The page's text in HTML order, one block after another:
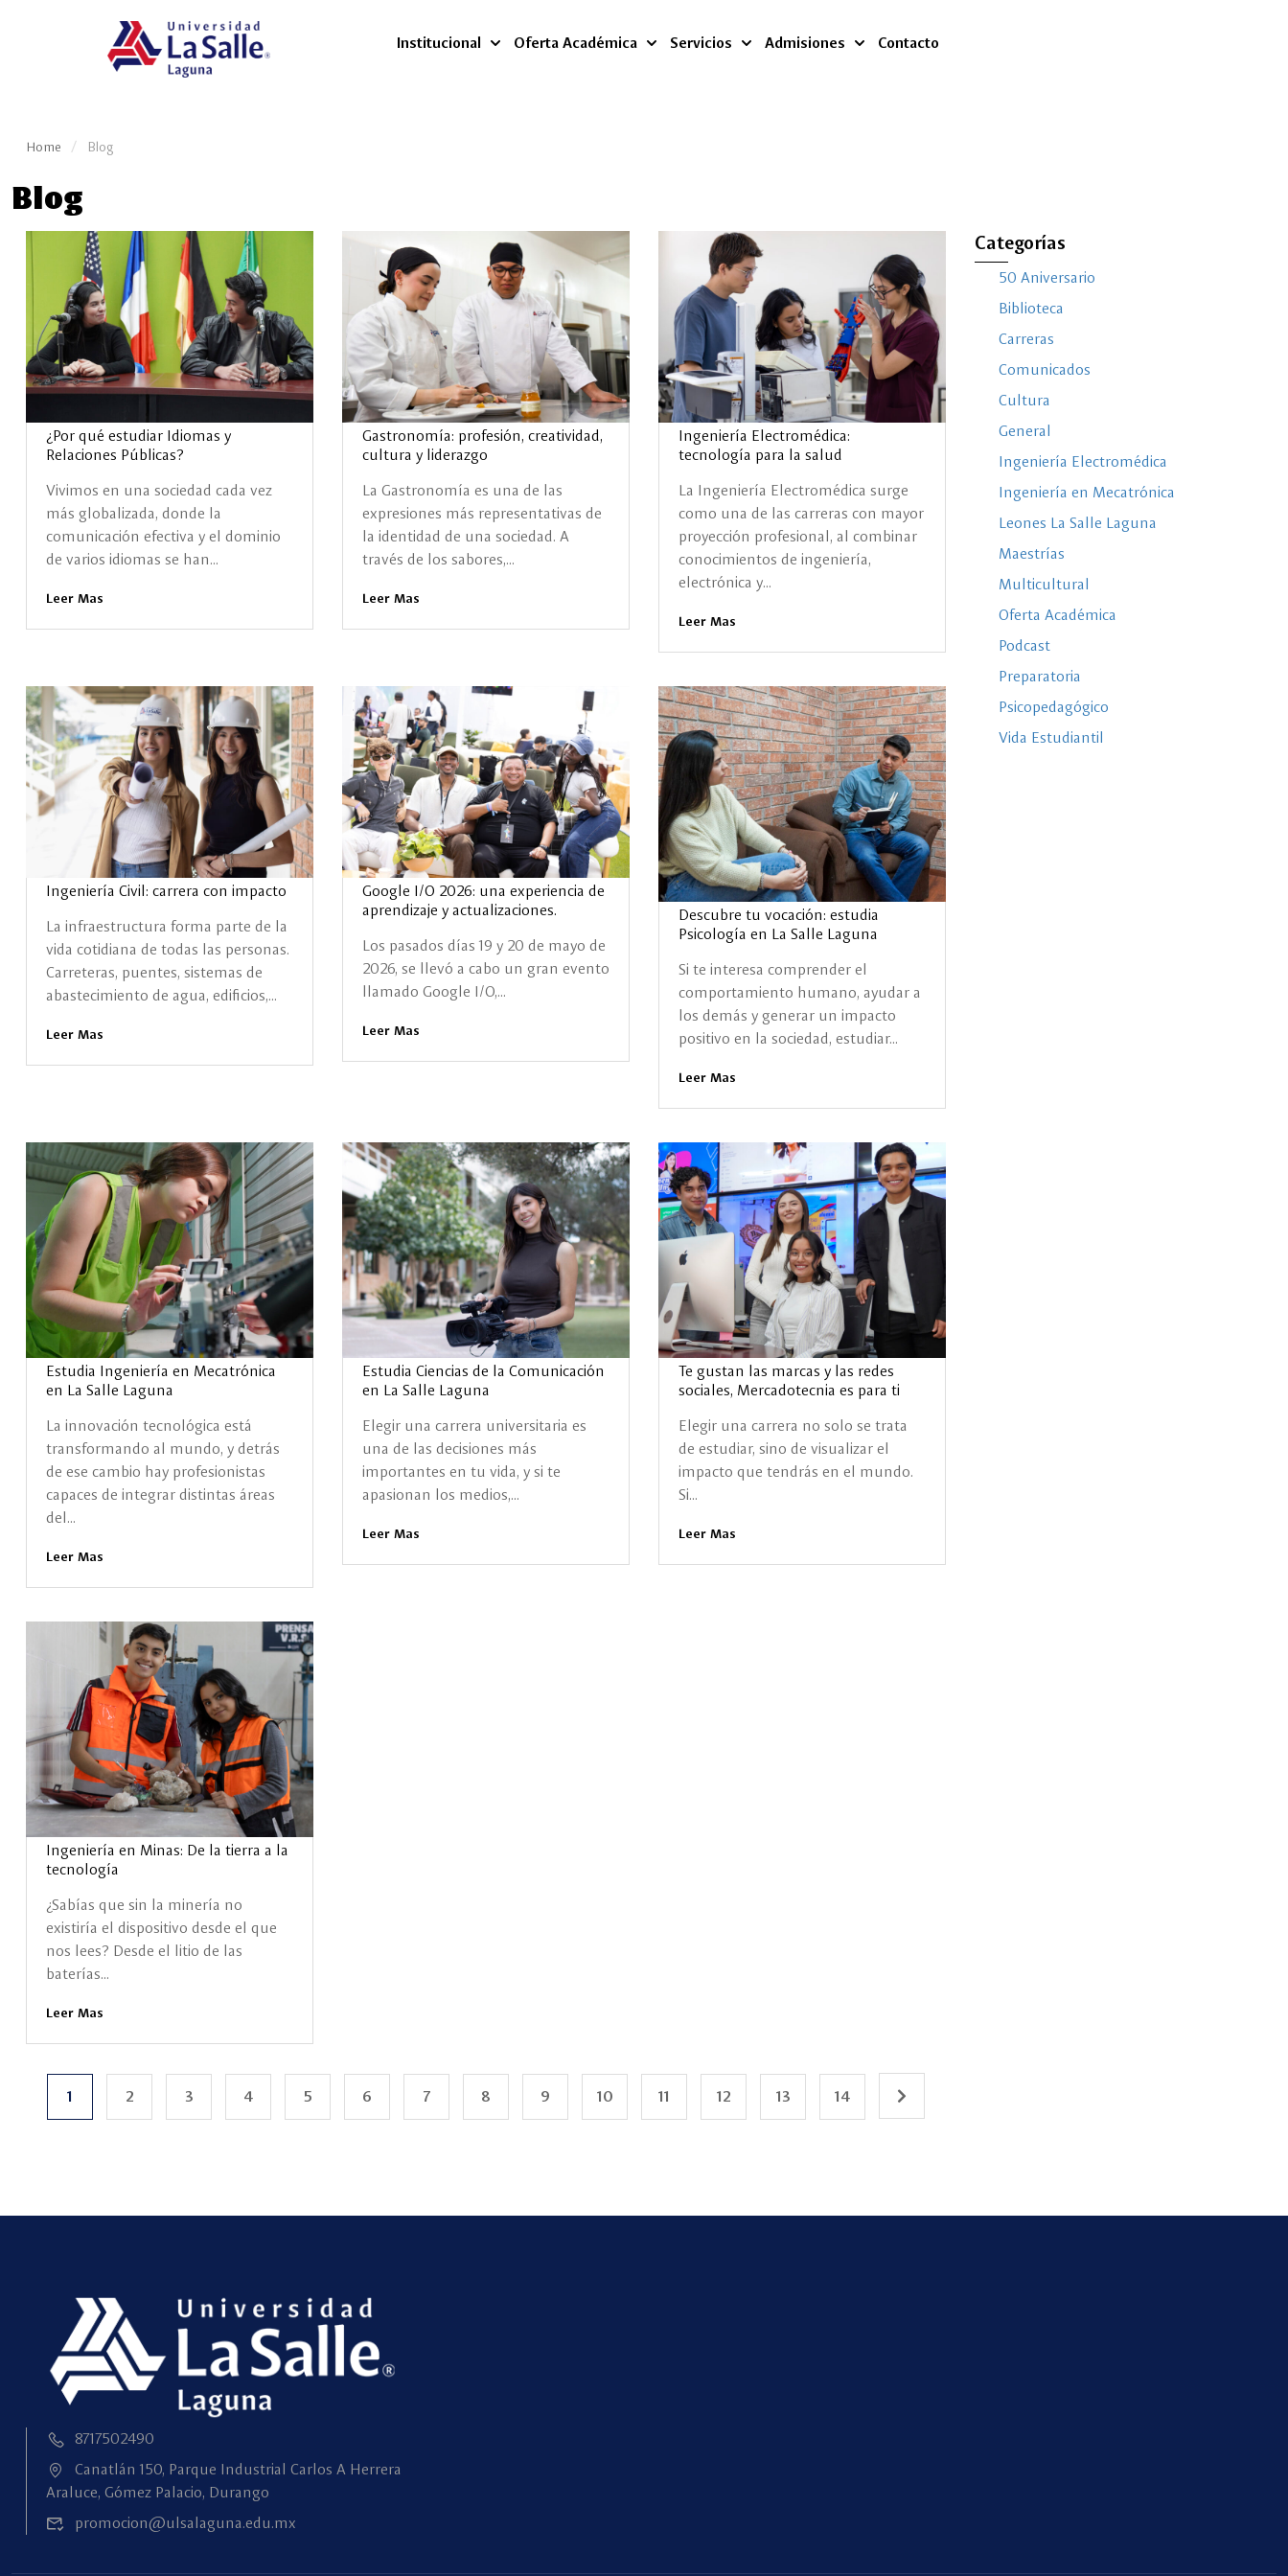
Institucional Oferta Académica Servicios Admisiones Contacto
Home Blog
Blog
¿Por qué estudiar Idiomas y
Relaciones Públicas?
Vivimos en una sociedad cada vez
más globalizada, donde la
comunicación efectiva y el dominio
de varios idiomas se han...
Leer Mas
Gastronomía: profesión, creatividad,
cultura y liderazgo
La Gastronomía es una de las
expresiones más representativas de
la identidad de una sociedad. A
través de los sabores,...
Leer Mas
Ingeniería Electromédica:
tecnología para la salud
La Ingeniería Electromédica surge
como una de las carreras con mayor
proyección profesional, al combinar
conocimientos de ingeniería,
electrónica y...
Leer Mas
Ingeniería Civil: carrera con impacto
La infraestructura forma parte de la
vida cotidiana de todas las personas.
Carreteras, puentes, sistemas de
abastecimiento de agua, edificios,...
Leer Mas
Google I/O 2026: una experiencia de
aprendizaje y actualizaciones.
Los pasados días 19 y 20 de mayo de
2026, se llevó a cabo un gran evento
llamado Google I/O,...
Leer Mas
Descubre tu vocación: estudia
Psicología en La Salle Laguna
Si te interesa comprender el
comportamiento humano, ayudar a
los demás y generar un impacto
positivo en la sociedad, estudiar...
Leer Mas
Estudia Ingeniería en Mecatrónica
en La Salle Laguna
La innovación tecnológica está
transformando al mundo, y detrás
de ese cambio hay profesionistas
capaces de integrar distintas áreas
del...
Leer Mas
Estudia Ciencias de la Comunicación
en La Salle Laguna
Elegir una carrera universitaria es
una de las decisiones más
importantes en tu vida, y si te
apasionan los medios,...
Leer Mas
Te gustan las marcas y las redes
sociales, Mercadotecnia es para ti
Elegir una carrera no solo se trata
de estudiar, sino de visualizar el
impacto que tendrás en el mundo.
Si...
Leer Mas
Ingeniería en Minas: De la tierra a la
tecnología
¿Sabías que sin la minería no
existiría el dispositivo desde el que
nos lees? Desde el litio de las
baterías...
Leer Mas
1 2 3 4 5 6 7 8 9 10 11 12 13 14
Categorías
50 Aniversario
Biblioteca
Carreras
Comunicados
Cultura
General
Ingeniería Electromédica
Ingeniería en Mecatrónica
Leones La Salle Laguna
Maestrías
Multicultural
Oferta Académica
Podcast
Preparatoria
Psicopedagógico
Vida Estudiantil
8717502490
Canatlán 150, Parque Industrial Carlos A Herrera
Araluce, Gómez Palacio, Durango
promocion@ulsalaguna.edu.mx